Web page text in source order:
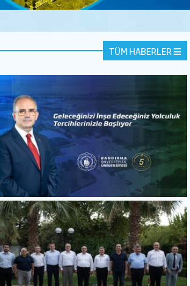
TÜM HABERLER
Güvenlik Sistemi ve Sosyal Güvenliğin Önemi”
Düzenleniyor
Bilgilendirme Toplantısı” Düzenleniyor
Değişim Programları ve Kurumlararası Geçiş
Bilgilendirme Semineri Düzenleniyor